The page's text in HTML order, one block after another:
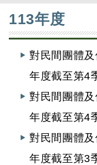
113年度
對民間團體
年度截至第4
對民間團體
年度截至第4
對民間團體
年度截至第3